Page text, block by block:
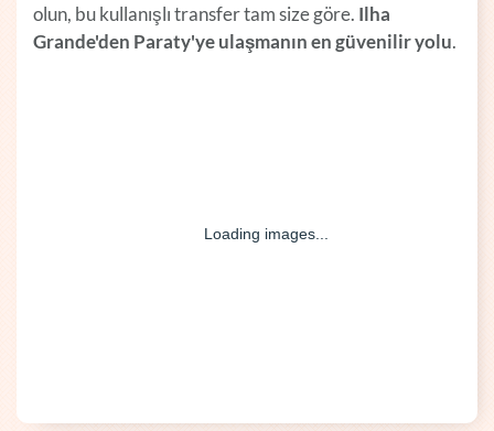
olun, bu kullanışlı transfer tam size göre. Ilha
Grande'den Paraty'ye ulaşmanın en güvenilir yolu.